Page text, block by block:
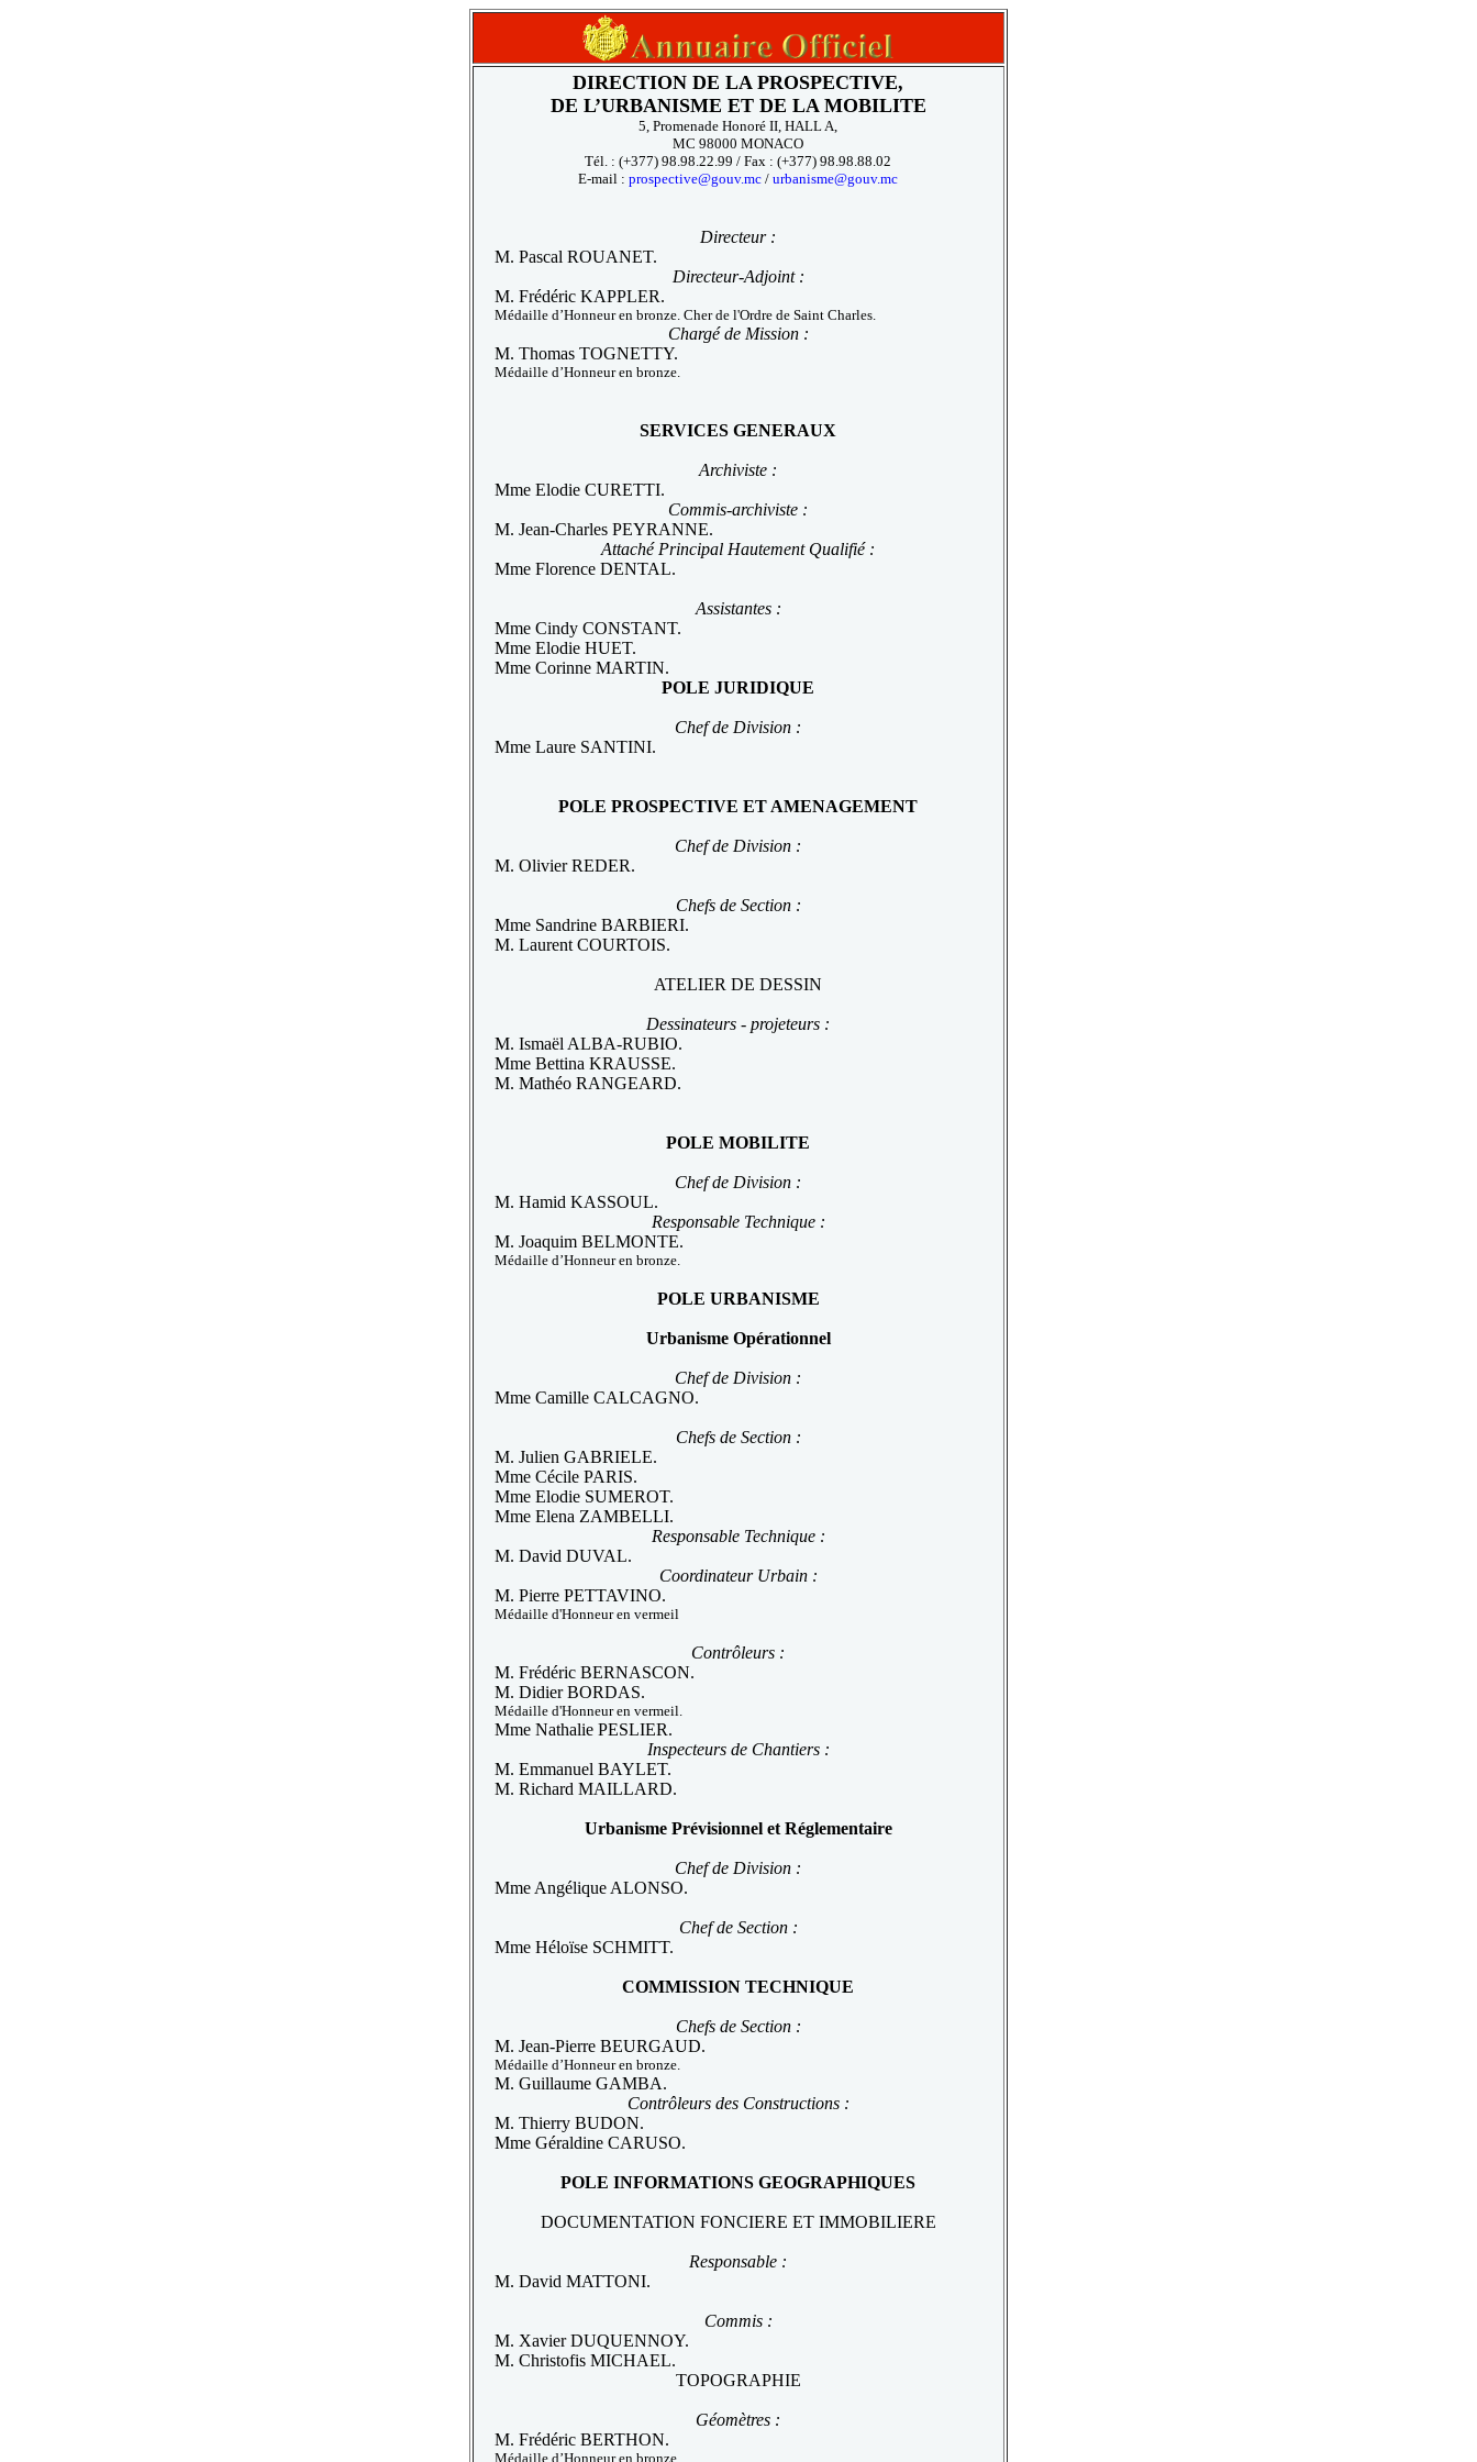
DIRECTION DE LA PROSPECTIVE,
DE L’URBANISME ET DE LA MOBILITE
5, Promenade Honoré II, HALL A,
MC 98000 MONACO
Tél. : (+377) 98.98.22.99 / Fax : (+377) 98.98.88.02
E-mail : prospective@gouv.mc / urbanisme@gouv.mc
Directeur :
M. Pascal ROUANET.
Directeur-Adjoint :
M. Frédéric KAPPLER.
Médaille d’Honneur en bronze. Cher de l'Ordre de Saint Charles.
Chargé de Mission :
M. Thomas TOGNETTY.
Médaille d’Honneur en bronze.
SERVICES GENERAUX
Archiviste :
Mme Elodie CURETTI.
Commis-archiviste :
M. Jean-Charles PEYRANNE.
AttachéPrincipal Hautement Qualifié :
Mme Florence DENTAL.
Assistantes :
Mme Cindy CONSTANT.
Mme Elodie HUET.
Mme Corinne MARTIN.
POLE JURIDIQUE
Chef de Division :
Mme Laure SANTINI.
POLE PROSPECTIVE ET AMENAGEMENT
Chef de Division :
M. Olivier REDER.
Chefs de Section :
Mme Sandrine BARBIERI.
M. Laurent COURTOIS.
ATELIER DE DESSIN
Dessinateurs - projeteurs :
M. Ismaël ALBA-RUBIO.
Mme Bettina KRAUSSE.
M. Mathéo RANGEARD.
POLE MOBILITE
Chef de Division :
M. Hamid KASSOUL.
Responsable Technique :
M. Joaquim BELMONTE.
Médaille d’Honneur en bronze.
POLE URBANISME
Urbanisme Opérationnel
Chef de Division :
Mme Camille CALCAGNO.
Chefs de Section :
M. Julien GABRIELE.
Mme Cécile PARIS.
Mme Elodie SUMEROT.
Mme Elena ZAMBELLI.
Responsable Technique :
M. David DUVAL.
Coordinateur Urbain :
M. Pierre PETTAVINO.
Médaille d'Honneur en vermeil
Contrôleurs :
M. Frédéric BERNASCON.
M. Didier BORDAS.
Médaille d'Honneur en vermeil.
Mme Nathalie PESLIER.
Inspecteurs de Chantiers :
M. Emmanuel BAYLET.
M. Richard MAILLARD.
Urbanisme Prévisionnel et Réglementaire
Chef de Division :
Mme Angélique ALONSO.
Chef de Section :
Mme Héloïse SCHMITT.
COMMISSION TECHNIQUE
Chefs de Section :
M. Jean-Pierre BEURGAUD.
Médaille d’Honneur en bronze.
M. Guillaume GAMBA.
Contrôleurs des Constructions :
M. Thierry BUDON.
Mme Géraldine CARUSO.
POLE INFORMATIONS GEOGRAPHIQUES
DOCUMENTATION FONCIERE ET IMMOBILIERE
Responsable :
M. David MATTONI.
Commis :
M. Xavier DUQUENNOY.
M. Christofis MICHAEL.
TOPOGRAPHIE
Géomètres :
M. Frédéric BERTHON.
Médaille d’Honneur en bronze.